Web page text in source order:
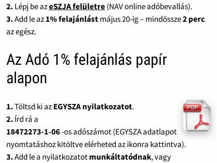
2. Lépj be azeSZJA felületre(NAV online adóbevallás).
3.Add le az1% felajánlástmájus 20-ig – mindössze2 perc
az egész.
Az Adó 1% felajánlás papír
alapon
1.Töltsd ki azEGYSZA nyilatkozatot.
2. Írd rá a
18472273-1-06-os adószámot (EGYSZA adatlapot
nyomtatáshoz kitöltve elérheted az ikonra kattintva).
3.Add le a nyilatkozatotmunkáltatódnak, vagy